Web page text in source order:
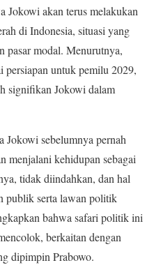
Jokowi akan terus melakukan
di Indonesia, situasi yang
pasar modal. Menurutnya,
persiapan untuk pemilu 2029,
signifikan Jokowi dalam
sebelumnya pernah
menjalani kehidupan sebagai
tidak diindahkan, dan hal
publik serta lawan politik
bahwa safari politik ini
berkaitan dengan
dipimpin Prabowo.